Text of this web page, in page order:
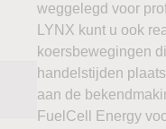
weggelegd voor
LYNX kunt u ook
koersbewegingen
handelstijden
aan de
FuelCell Energy